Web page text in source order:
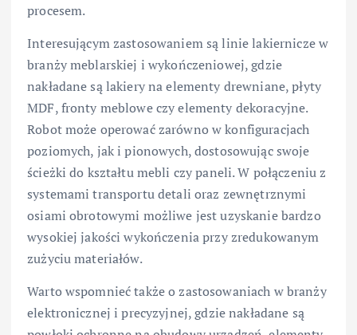
procesem.
Interesującym zastosowaniem są linie lakiernicze w
branży meblarskiej i wykończeniowej, gdzie
nakładane są lakiery na elementy drewniane, płyty
MDF, fronty meblowe czy elementy dekoracyjne.
Robot może operować zarówno w konfiguracjach
poziomych, jak i pionowych, dostosowując swoje
ścieżki do kształtu mebli czy paneli. W połączeniu z
systemami transportu detali oraz zewnętrznymi
osiami obrotowymi możliwe jest uzyskanie bardzo
wysokiej jakości wykończenia przy zredukowanym
zużyciu materiałów.
Warto wspomnieć także o zastosowaniach w branży
elektronicznej i precyzyjnej, gdzie nakładane są